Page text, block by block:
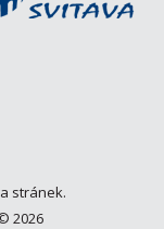
stránek.
2026